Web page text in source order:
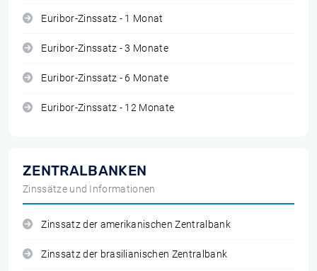
Euribor-Zinssatz - 1 Monat
Euribor-Zinssatz - 3 Monate
Euribor-Zinssatz - 6 Monate
Euribor-Zinssatz - 12 Monate
ZENTRALBANKEN
Zinssätze und Informationen
Zinssatz der amerikanischen Zentralbank
Zinssatz der brasilianischen Zentralbank